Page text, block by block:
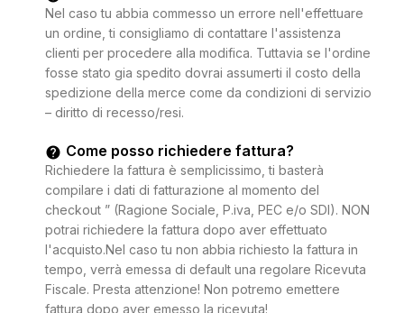
Nel caso tu abbia commesso un errore nell'effettuare
un ordine, ti consigliamo di contattare l'assistenza
clienti per procedere alla modifica. Tuttavia se l'ordine
fosse stato gia spedito dovrai assumerti il costo della
spedizione della merce come da condizioni di servizio
– diritto di recesso/resi.
Come posso richiedere fattura?
Richiedere la fattura è semplicissimo, ti basterà
compilare i dati di fatturazione al momento del
checkout ” (Ragione Sociale, P.iva, PEC e/o SDI). NON
potrai richiedere la fattura dopo aver effettuato
l'acquisto.Nel caso tu non abbia richiesto la fattura in
tempo, verrà emessa di default una regolare Ricevuta
Fiscale. Presta attenzione! Non potremo emettere
fattura dopo aver emesso la ricevuta!